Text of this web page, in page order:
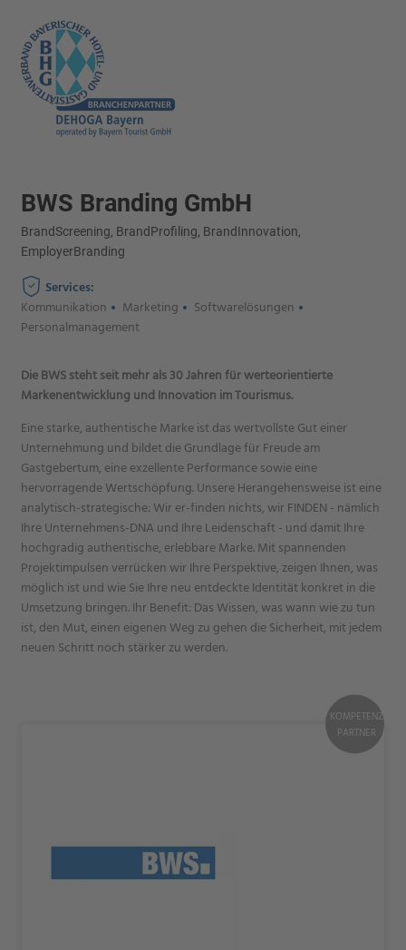
KOMPETENZ
PARTNER
BWS Branding GmbH
BrandScreening, BrandProfiling, BrandInnovation,
EmployerBranding
Services:
Kommunikation
Marketing
Softwarelösungen
Personalmanagement
Die BWS steht seit mehr als 30 Jahren für werteorientierte
Markenentwicklung und Innovation im Tourismus.
Eine starke, authentische Marke ist das wertvollste Gut einer
Unternehmung und bildet die Grundlage für Freude am
Gastgebertum, eine exzellente Performance sowie eine
hervorragende Wertschöpfung. Unsere Herangehensweise ist eine
analytisch-strategische: Wir er-finden nichts, wir FINDEN - nämlich
Ihre Unternehmens-DNA und Ihre Leidenschaft - und damit Ihre
hochgradig authentische, erlebbare Marke. Mit spannenden
Projektimpulsen verrücken wir Ihre Perspektive, zeigen Ihnen, was
möglich ist und wie Sie Ihre neu entdeckte Identität konkret in die
Umsetzung bringen. Ihr Benefit: Das Wissen, was wann wie zu tun
ist, den Mut, einen eigenen Weg zu gehen die Sicherheit, mit jedem
neuen Schritt noch stärker zu werden.